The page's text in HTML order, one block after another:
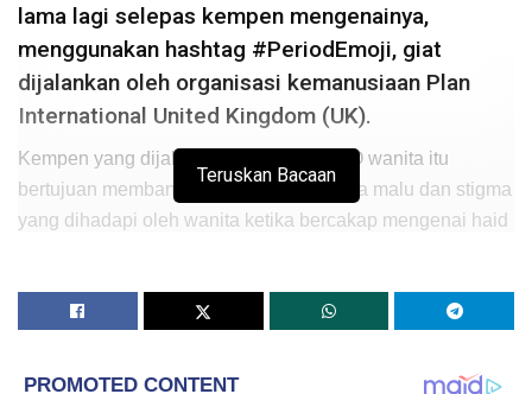
lama lagi selepas kempen mengenainya,
menggunakan hashtag #PeriodEmoji, giat
dijalankan oleh organisasi kemanusiaan Plan
International United Kingdom (UK).
Kempen yang dijalankan kumpulan NGO wanita itu
bertujuan membantu menghapuskan rasa malu dan stigma
yang dihadapi oleh wanita ketika bercakap mengenai haid
Emoji yang berbentuk titisan darah merah itu dipercayai
akan ditambah ke dalam papan kekunci telefon pintar
Teruskan Bacaan